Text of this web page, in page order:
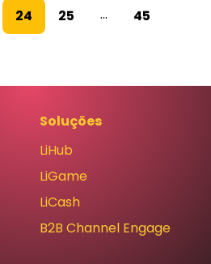
24 25 ... 45
Soluções
LiHub
LiGame
LiCash
B2B Channel Engage